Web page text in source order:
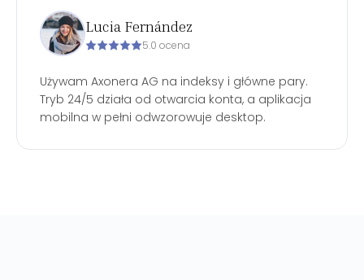
Lucia Fernández
5.0 ocena
Używam Axonera AG na indeksy i główne pary.
Tryb 24/5 działa od otwarcia konta, a aplikacja
mobilna w pełni odwzorowuje desktop.